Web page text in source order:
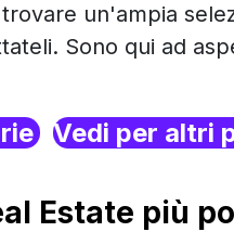
un'ampia
Sono qui ad
Vedi per altri
Estate più